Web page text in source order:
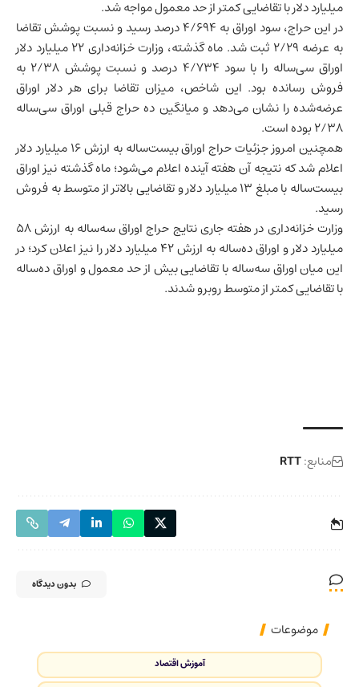
میلیارد دلار با تقاضایی کمتر از حد معمول مواجه شد.
در این حراج، سود اوراق به ۴/۶۹۴ درصد رسید و نسبت پوشش تقاضا
به عرضه ۲/۲۹ ثبت شد. ماه گذشته، وزارت خزانه‌داری ۲۲ میلیارد دلار
اوراق سی‌ساله را با سود ۴/۷۳۴ درصد و نسبت پوشش ۲/۳۸ به
فروش رسانده بود. این شاخص، میزان تقاضا برای هر دلار اوراق
عرضه‌شده را نشان می‌دهد و میانگین ده حراج قبلی اوراق سی‌ساله
۲/۳۸ بوده است.
همچنین امروز جزئیات حراج اوراق بیست‌ساله به ارزش ۱۶ میلیارد دلار
اعلام شد که نتیجه آن هفته آینده اعلام می‌شود؛ ماه گذشته نیز اوراق
بیست‌ساله با مبلغ ۱۳ میلیارد دلار و تقاضایی بالاتر از متوسط به فروش
رسید.
وزارت خزانه‌داری در هفته جاری نتایج حراج اوراق سه‌ساله به ارزش ۵۸
میلیارد دلار و اوراق ده‌ساله به ارزش ۴۲ میلیارد دلار را نیز اعلان کرد؛ در
این میان اوراق سه‌ساله با تقاضایی بیش از حد معمول و اوراق ده‌ساله
با تقاضایی کمتر از متوسط روبرو شدند.
منابع:RTT
بدون دیدگاه
موضوعات
آموزش اقتصاد